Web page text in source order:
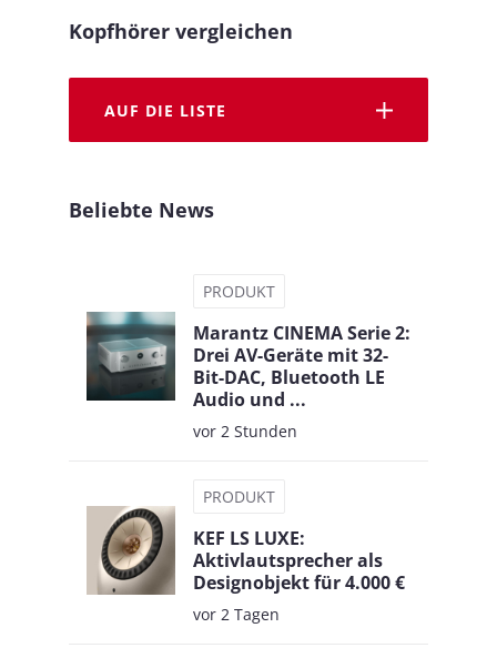
Kopfhörer vergleichen
AUF DIE LISTE
Beliebte News
PRODUKT
Marantz CINEMA Serie 2:
Drei AV-Geräte mit 32-
Bit-DAC, Bluetooth LE
Audio und ...
vor 2 Stunden
PRODUKT
KEF LS LUXE:
Aktivlautsprecher als
Designobjekt für 4.000 €
vor 2 Tagen